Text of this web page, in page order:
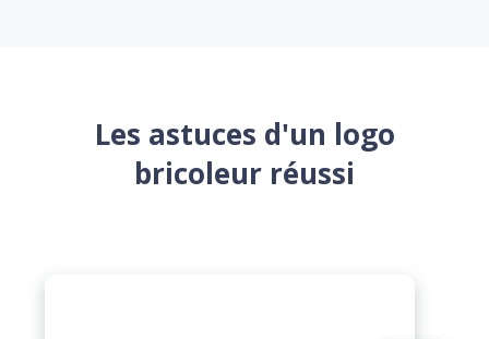
Les astuces d'un logo
bricoleur réussi